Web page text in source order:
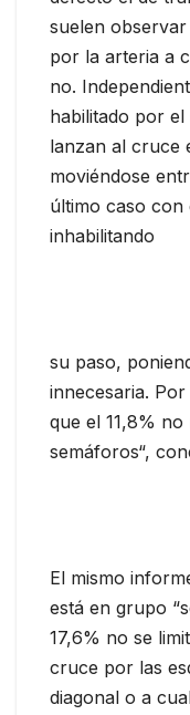
suelen
por la arteria a
no.
habilitado por
lanzan al cruce
moviéndose
último caso
inhabilitando
su paso,
innecesaria.
que el 11,8%
semáforos“,
El mismo
está en grupo
17,6% no se
cruce por las
diagonal o a